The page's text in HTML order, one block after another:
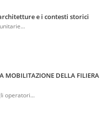
e i contesti storici
MOBILITAZIONE DELLA FILIERA
operatori...